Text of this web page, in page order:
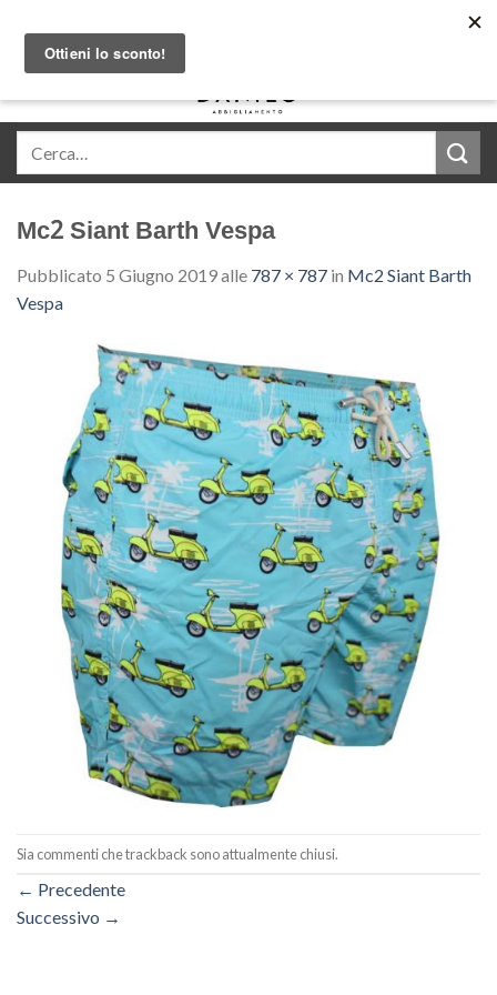
content
Mc2 Siant Barth Vespa
Pubblicato 5 Giugno 2019alle 787 × 787 in Mc2 Siant Barth
Vespa
Sia commenti che trackback sono attualmente chiusi.
← Precedente
Successivo →